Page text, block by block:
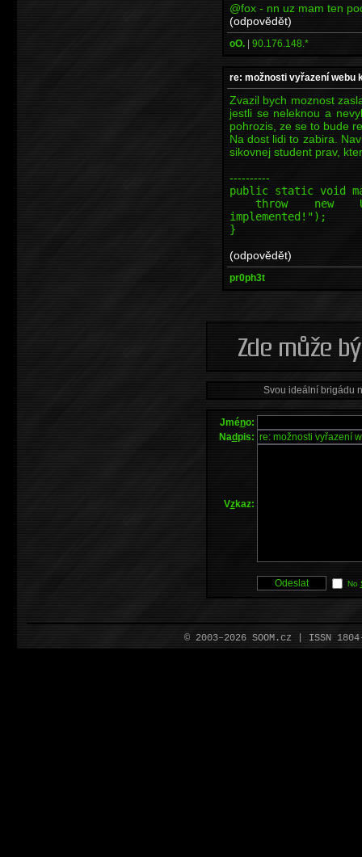
@fox - nn uz mam ten
(odpovědět)
oO. | 90.176.148.*
re: možnosti vyřazení webu
Zvazil bych moznost
jestli se neleknou a
pohrozis, ze se to bude
Na dost lidi to zabira.
sikovnej student prav,
----------
public static void
throw new
implemented!");
}
(odpovědět)
pr0ph3t
Svou ideální brigádu
Jméno:
Nadpis:
Vzkaz:
No
© 2003–2026 SOOM.cz | ISSN